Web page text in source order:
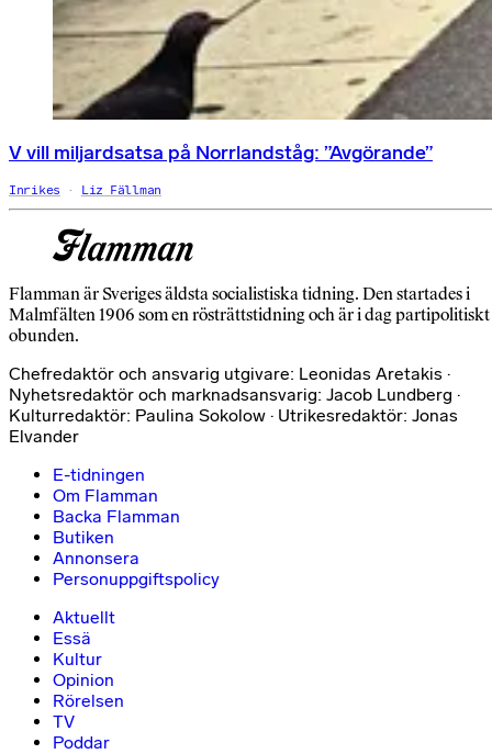
V vill miljardsatsa på Norrlandståg: ”Avgörande”
Inrikes Liz Fällman
Flamman är Sveriges äldsta socialistiska tidning. Den startades i
Malmfälten 1906 som en rösträttstidning och är i dag partipolitiskt
obunden.
Chefredaktör och ansvarig utgivare: Leonidas Aretakis ·
Nyhetsredaktör och marknadsansvarig: Jacob Lundberg ·
Kulturredaktör: Paulina Sokolow · Utrikesredaktör: Jonas
Elvander
E-tidningen
Om Flamman
Backa Flamman
Butiken
Annonsera
Personuppgiftspolicy
Aktuellt
Essä
Kultur
Opinion
Rörelsen
TV
Poddar